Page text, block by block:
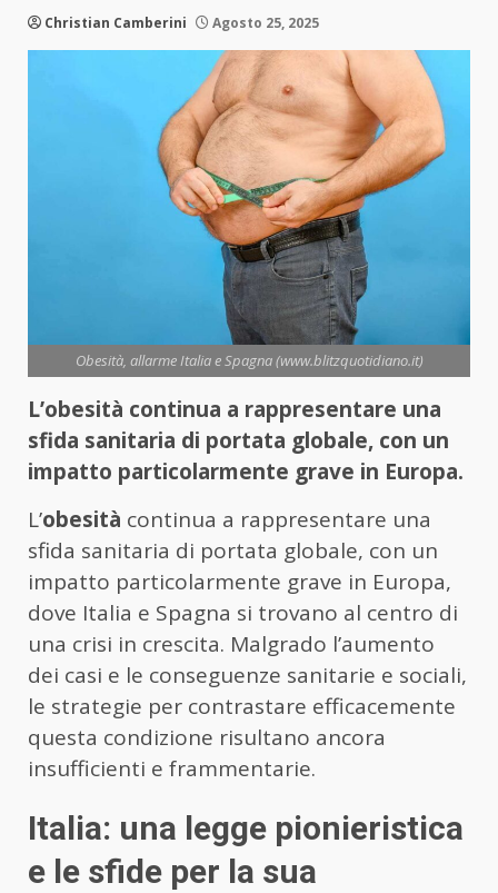
Christian Camberini Agosto 25, 2025
Obesità, allarme Italia e Spagna (www.blitzquotidiano.it)
L’obesità continua a rappresentare una
sfida sanitaria di portata globale, con un
impatto particolarmente grave in Europa.
L’obesità continua a rappresentare una
sfida sanitaria di portata globale, con un
impatto particolarmente grave in Europa,
dove Italia e Spagna si trovano al centro di
una crisi in crescita. Malgrado l’aumento
dei casi e le conseguenze sanitarie e sociali,
le strategie per contrastare efficacemente
questa condizione risultano ancora
insufficienti e frammentarie.
Italia: una legge pionieristica
e le sfide per la sua